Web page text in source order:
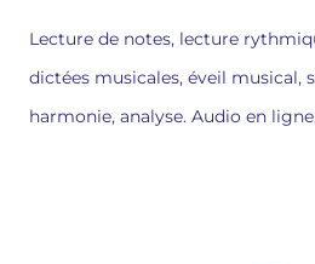
Lecture de notes, lecture
dictées musicales, éveil musical,
harmonie, analyse. Audio en